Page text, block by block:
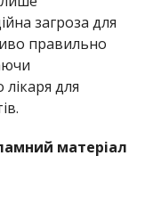
загроза для
правильно
для
матеріал